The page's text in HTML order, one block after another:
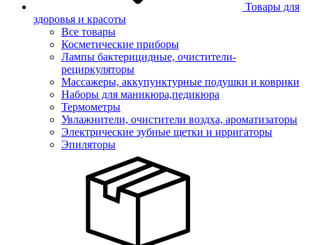
Товары для
здоровья и красоты
Все товары
Косметические приборы
Лампы бактерицидные, очистители-
рециркуляторы
Массажеры, аккупунктурные подушки и коврики
Наборы для маникюра,педикюра
Термометры
Увлажнители, очистители воздха, ароматизаторы
Электрические зубные щетки и ирригаторы
Эпиляторы